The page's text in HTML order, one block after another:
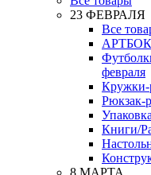
23 ФЕВРАЛЯ
Все
февраля
Кружки-
Рюкзак-
Книги/
8 МАРТА